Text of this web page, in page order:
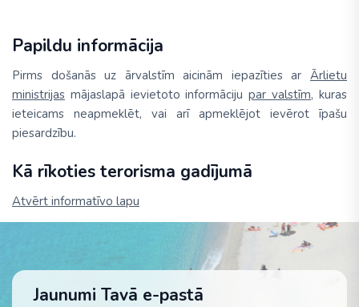
Papildu informācija
Pirms došanās uz ārvalstīm aicinām iepazīties ar Ārlietu
ministrijas mājaslapā ievietoto informācijupar valstīm, kuras
ieteicams neapmeklēt, vai arī apmeklējot ievērot īpašu
piesardzību.
Kā rīkoties terorisma gadījumā
Atvērt informatīvo lapu
Jaunumi Tavā e-pastā